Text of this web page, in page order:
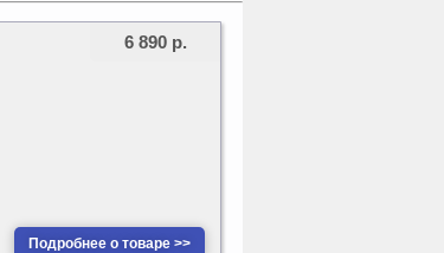
Подробнее о товаре >>
6 890 р.